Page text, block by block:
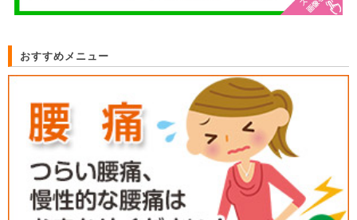
おすすめメニュー